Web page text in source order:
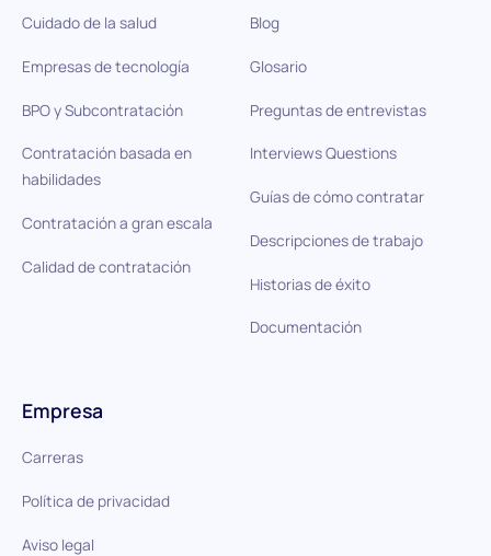
Cuidado de la salud
Empresas de tecnología
BPO y Subcontratación
Contratación basada en
habilidades
Contratación a gran escala
Calidad de contratación
Blog
Glosario
Preguntas de entrevistas
Interviews Questions
Guías de cómo contratar
Descripciones de trabajo
Historias de éxito
Documentación
Empresa
Carreras
Política de privacidad
Aviso legal